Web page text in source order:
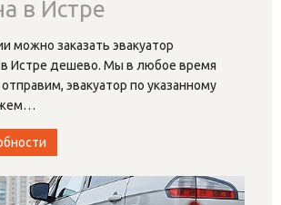
в Истре
можно заказать эвакуатор
в Истре дешево. Мы в любое время
эвакуатор по указанному
…